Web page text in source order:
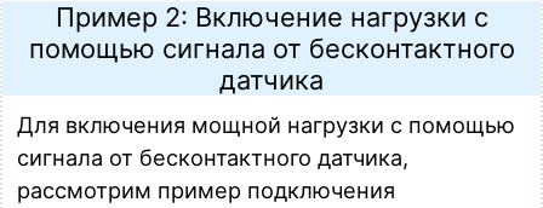
Пример 2: Включение нагрузки с
помощью сигнала от бесконтактного
датчика
Для включения мощной нагрузки с помощью
сигнала от бесконтактного датчика,
рассмотрим пример подключения